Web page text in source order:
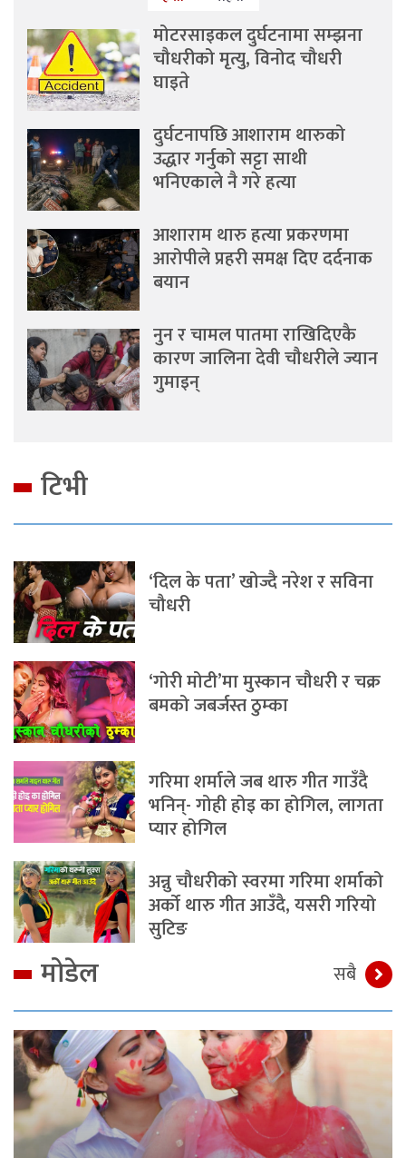
मोटरसाइकल दुर्घटनामा सम्झना
चौधरीको मृत्यु, विनोद चौधरी
घाइते
दुर्घटनापछि आशाराम थारुको
उद्धार गर्नुको सट्टा साथी
भनिएकाले नै गरे हत्या
आशाराम थारु हत्या प्रकरणमा
आरोपीले प्रहरी समक्ष दिए दर्दनाक
बयान
नुन र चामल पातमा राखिदिएकै
कारण जालिना देवी चौधरीले ज्यान
गुमाइन्
टिभी
‘दिल के पता’ खोज्दै नरेश र सविना
चौधरी
‘गोरी मोटी’मा मुस्कान चौधरी र चक्र
बमको जबर्जस्त ठुम्का
गरिमा शर्माले जब थारु गीत गाउँदै
भनिन्- गोही होइ का होगिल, लागता
प्यार होगिल
अन्नु चौधरीको स्वरमा गरिमा शर्माको
अर्को थारु गीत आउँदै, यसरी गरियो
सुटिङ
मोडेल सबै